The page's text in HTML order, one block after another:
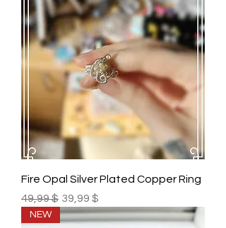
Fire Opal Silver Plated Copper Ring
Prix original
49,99 $ Prix promotionnel
39,99 $
NEW